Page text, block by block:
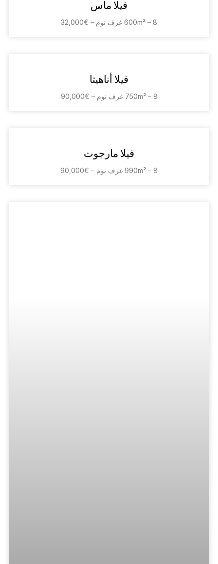
فيلا ماس
600m² – 8 غرف نوم – €32,000
فيلا أناهيتا
750m² – 8 غرف نوم – €90,000
فيلا مارجوت
990m² – 8 غرف نوم – €90,000